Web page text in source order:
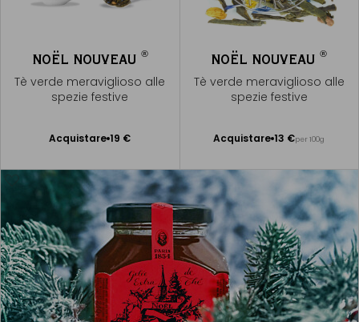
NOËL NOUVEAU ®
Tè verde meraviglioso alle
spezie festive
Acquistare 19 €
Aggiungere
NOËL NOUVEAU®
Tè verde meraviglioso alle
spezie festive
Acquistare 13 €per 100g
Aggiungere